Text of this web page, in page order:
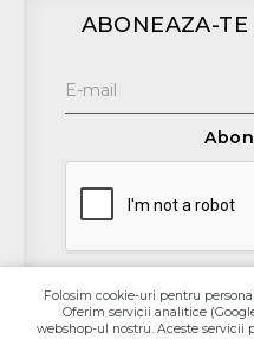
ABONEAZA-
Folosim cookie-uri pentru
Oferim servicii analitice
webshop-ul nostru. Aceste